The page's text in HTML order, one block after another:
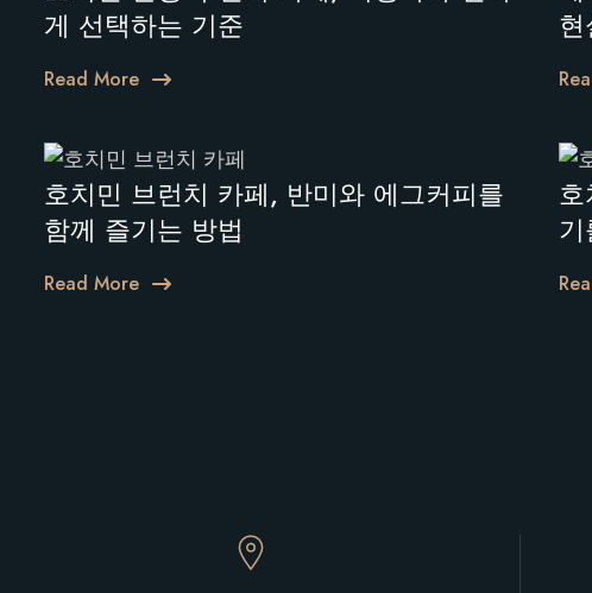
게 선택하는 기준
Read More
호치민 브런치 카페, 반미와 에그커피를
함께 즐기는 방법
Read More